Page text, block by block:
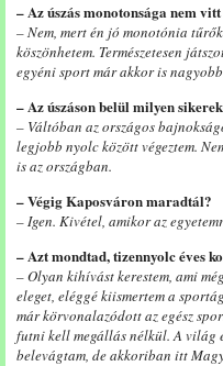
– Az úszás monotonsága nem
– Nem, mert én jó monotónia
köszönhetem. Természetesen
egyéni sport már akkor is
– Az úszáson belül milyen
– Váltóban az országos
legjobb nyolc között végeztem.
is az országban.
– Végig Kaposváron maradtál?
– Igen. Kivétel, amikor az
– Azt mondtad, tizennyolc éves
– Olyan kihívást kerestem, ami
eleget, eléggé kiismertem a
már körvonalazódott az egész
futni kell megállás nélkül. A világ
belevágtam, de akkoriban itt